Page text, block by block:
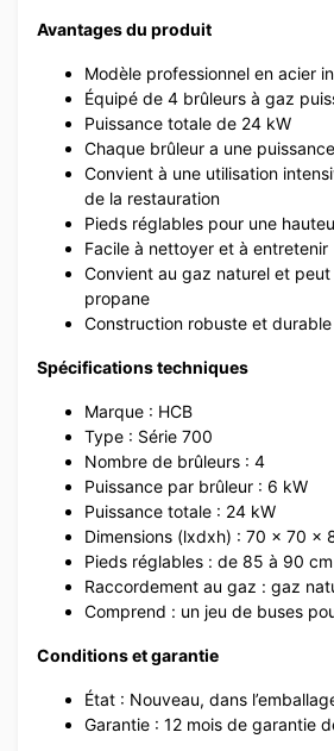
Avantages du produit
Modèle professionnel en acier
Équipé de 4 brûleurs à gaz
Puissance totale de 24 kW
Chaque brûleur a une
Convient à une utilisation
de la restauration
Pieds réglables pour une
Facile à nettoyer et à entretenir
Convient au gaz naturel et
propane
Construction robuste et durable
Spécifications techniques
Marque : HCB
Type : Série 700
Nombre de brûleurs : 4
Puissance par brûleur : 6 kW
Puissance totale : 24 kW
Dimensions (lxdxh) : 70 x 70 x
Pieds réglables : de 85 à 90 cm
Raccordement au gaz : gaz
Comprend : un jeu de buses
Conditions et garantie
État : Nouveau, dans
Garantie : 12 mois de garantie